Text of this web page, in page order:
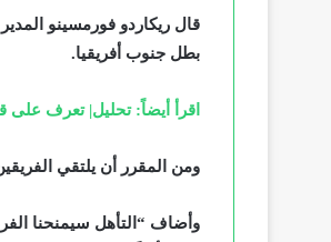
قال ريكاردو فورمسينو
بطل جنوب أفريقيا.
اقرأ أيضاً: تحليل| تعرف على
ومن المقرر أن يلتقي
وأضاف “التأهل سيمنحنا